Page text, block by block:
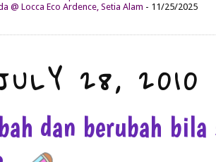
@ Locca Eco Ardence, Setia Alam - 11/25/2025
28, 2010
dan berubah bila